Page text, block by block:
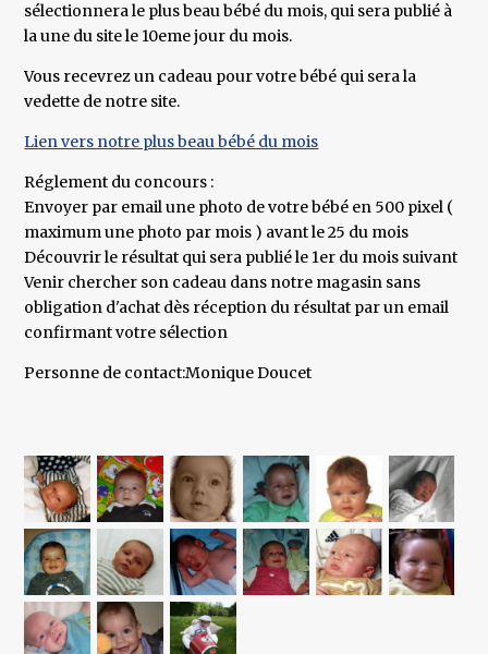
sélectionnera le plus beau bébé du mois, qui sera publié à
la une du site le 10eme jour du mois.
Vous recevrez un cadeau pour votre bébé qui sera la
vedette de notre site.
Lien vers notre plus beau bébé du mois
Réglement du concours :
Envoyer par email une photo de votre bébé en 500 pixel (
maximum une photo par mois ) avant le 25 du mois
Découvrir le résultat qui sera publié le 1er du mois suivant
Venir chercher son cadeau dans notre magasin sans
obligation d'achat dès réception du résultat par un email
confirmant votre sélection
Personne de contact:Monique Doucet